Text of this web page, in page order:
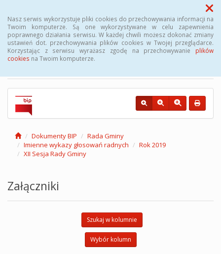
Nasz serwis wykorzystuje pliki cookies do przechowywania informacji na
Twoim komputerze. Są one wykorzystywane w celu zapewnienia
poprawnego działania serwisu. W każdej chwili możesz dokonać zmiany
ustawień dot. przechowywania plików cookies w Twojej przeglądarce.
Korzystając z serwisu wyrażasz zgodę na przechowywanie plików
cookies na Twoim komputerze.
Menu
Biuletyn Informacji
Publicznej Gminy Kęsowo
Dokumenty BIP
Rada Gminy
Imienne wykazy głosowań radnych
Rok 2019
XII Sesja Rady Gminy
Załączniki
Szukaj w kolumnie
Wybór kolumn